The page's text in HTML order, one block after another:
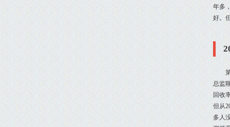
年多
好。
总监
回收
但从
多人